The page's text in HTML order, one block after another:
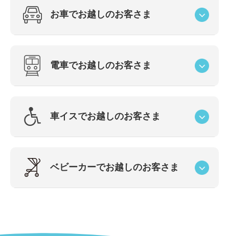
お車でお越しのお客さま
電車でお越しのお客さま
車イスでお越しのお客さま
ベビーカーでお越しのお客さま